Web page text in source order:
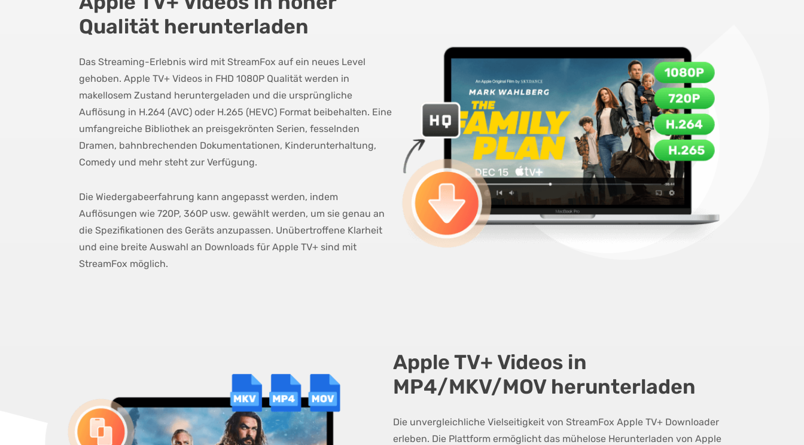
Qualität herunterladen
Das Streaming-Erlebnis wird mit StreamFox auf ein neues Level
gehoben. Apple TV+ Videos in FHD 1080P Qualität werden in
makellosem Zustand heruntergeladen und die ursprüngliche
Auflösung in H.264 (AVC) oder H.265 (HEVC) Format beibehalten. Eine
umfangreiche Bibliothek an preisgekrönten Serien, fesselnden
Dramen, bahnbrechenden Dokumentationen, Kinderunterhaltung,
Comedy und mehr steht zur Verfügung.
Die Wiedergabeerfahrung kann angepasst werden, indem
Auflösungen wie 720P, 360P usw. gewählt werden, um sie genau an
die Spezifikationen des Geräts anzupassen. Unübertroffene Klarheit
und eine breite Auswahl an Downloads für Apple TV+ sind mit
StreamFox möglich.
Apple TV+ Videos in
MP4/MKV/MOV herunterladen
Die unvergleichliche Vielseitigkeit von StreamFox Apple TV+ Downloader
erleben. Die Plattform ermöglicht das mühelose Herunterladen von Apple